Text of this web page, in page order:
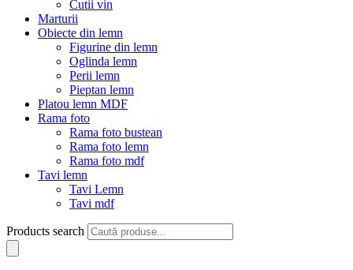
Cutii vin
Marturii
Obiecte din lemn
Figurine din lemn
Oglinda lemn
Perii lemn
Pieptan lemn
Platou lemn MDF
Rama foto
Rama foto bustean
Rama foto lemn
Rama foto mdf
Tavi lemn
Tavi Lemn
Tavi mdf
Products search